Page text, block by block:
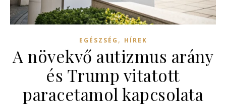
EGÉSZSÉG , HÍREK
A növekvő autizmus arány
és Trump vitatott
paracetamol kapcsolata